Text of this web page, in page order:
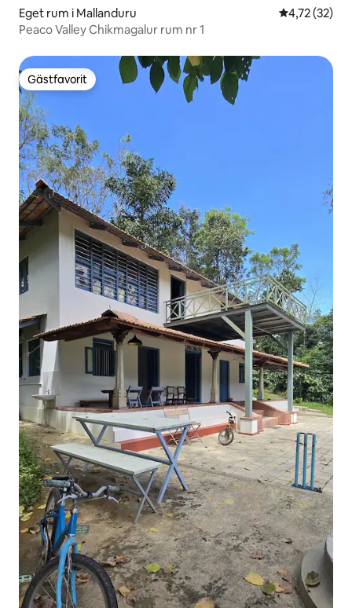
Eget rum i Mallanduru 4,72 av 5 i
4,72 (32)
Peaco Valley Chikmagalur rum nr 1
Gästfavorit
Gästfavorit